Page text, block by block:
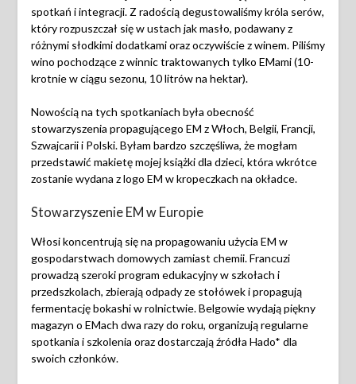
spotkań i integracji. Z radością degustowaliśmy króla serów,
który rozpuszczał się w ustach jak masło, podawany z
różnymi słodkimi dodatkami oraz oczywiście z winem. Piliśmy
wino pochodzące z winnic traktowanych tylko EMami (10-
krotnie w ciągu sezonu, 10 litrów na hektar).
Nowością na tych spotkaniach była obecność
stowarzyszenia propagującego EM z Włoch, Belgii, Francji,
Szwajcarii i Polski. Byłam bardzo szczęśliwa, że mogłam
przedstawić makietę mojej książki dla dzieci, która wkrótce
zostanie wydana z logo EM w kropeczkach na okładce.
Stowarzyszenie EM w Europie
Włosi koncentrują się na propagowaniu użycia EM w
gospodarstwach domowych zamiast chemii. Francuzi
prowadzą szeroki program edukacyjny w szkołach i
przedszkolach, zbierają odpady ze stołówek i propagują
fermentację bokashi w rolnictwie. Belgowie wydają piękny
magazyn o EMach dwa razy do roku, organizują regularne
spotkania i szkolenia oraz dostarczają źródła Hado* dla
swoich członków.